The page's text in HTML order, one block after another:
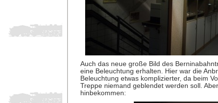
Auch das neue große Bild des
eine Beleuchtung erhalten. Hier war die
Beleuchtung etwas komplizierter, da beim
Treppe niemand geblendet werden soll.
hinbekommen: